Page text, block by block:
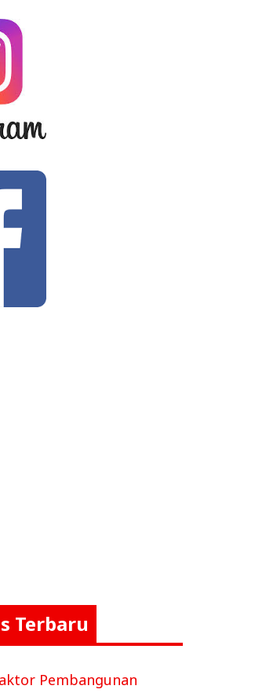
Terbaru
Pembangunan